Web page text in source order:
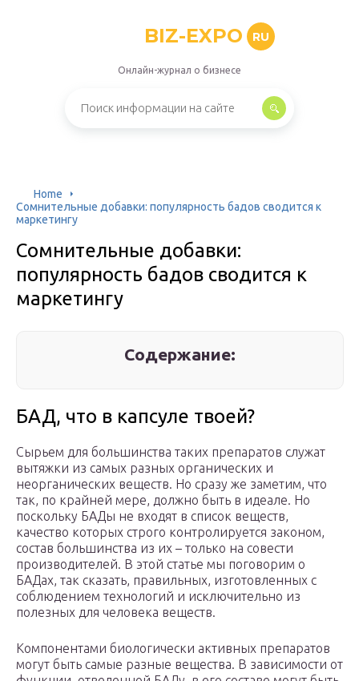
BIZ-EXPO RU
Онлайн-журнал о бизнесе
Home
Сомнительные добавки: популярность бадов сводится к
маркетингу
Сомнительные добавки:
популярность бадов сводится к
маркетингу
Содержание:
БАД, что в капсуле твоей?
Сырьем для большинства таких препаратов служат
вытяжки из самых разных органических и
неорганических веществ. Но сразу же заметим, что
так, по крайней мере, должно быть в идеале. Но
поскольку БАДы не входят в список веществ,
качество которых строго контролируется законом,
состав большинства из их – только на совести
производителей. В этой статье мы поговорим о
БАДах, так сказать, правильных, изготовленных с
соблюдением технологий и исключительно из
полезных для человека веществ.
Компонентами биологически активных препаратов
могут быть самые разные вещества. В зависимости от